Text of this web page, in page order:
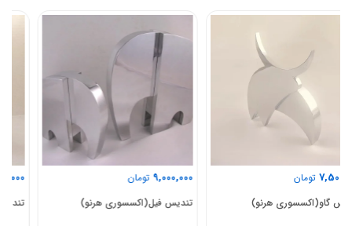
9,000,000
تندیس فیل(اکسسوری هرنو)
16,000,000
تندیس گوزن(اکسسوری هرنو)